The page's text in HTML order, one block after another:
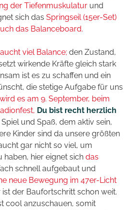
der Tiefenmuskulatur und
sich das Springseil (15er-Set)
das Balanceboard.
viel Balance; den Zustand,
wirkende Kräfte gleich stark
ist es zu schaffen und ein
die stetige Aufgabe für uns
es am 9. September, beim
Du bist recht herzlich
und Spaß, dem aktiv sein,
Kinder sind da unsere größten
gar nicht so viel, um
haben, hier eignet sich das
schnell aufgebaut und
neue Bewegung im 47er-Licht
ist der Baufortschritt schon weit.
cool anzuschauen, somit